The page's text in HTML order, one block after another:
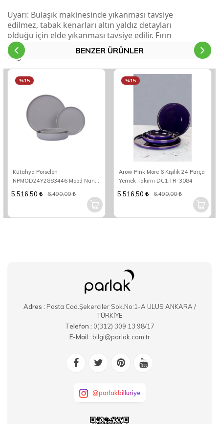
Uyarı: Bulaşık makinesinde yıkanması tavsiye
edilmez, tabak kenarları altın yaldız detayları
olduğu için elde yıkanması tavsiye edilir. Fırın
ve mikrodalga fırın kullanımına uygun
değildir.
BENZER ÜRÜNLER
Kütahya Porselen
NPMOD24Y2883446 Mood Nano
Takımı
%15
5.516,50 6.490,00
Arow Pink More 6 Kişilik 24 Parça
Yemek Takımı DC1.TR-3084
%15
5.516,50 6.490,00
Adres : Posta Cad.Şekerciler Sok.No:1-A ULUS ANKARA /
TÜRKİYE
Telefon : 0(312) 309 13 98/17
E-Mail : bilgi@parlak.com.tr
@parlakbilluriye